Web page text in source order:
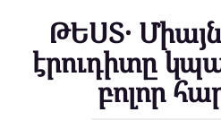
ԹԵՍՏ․
էրուդիտը
բոլոր